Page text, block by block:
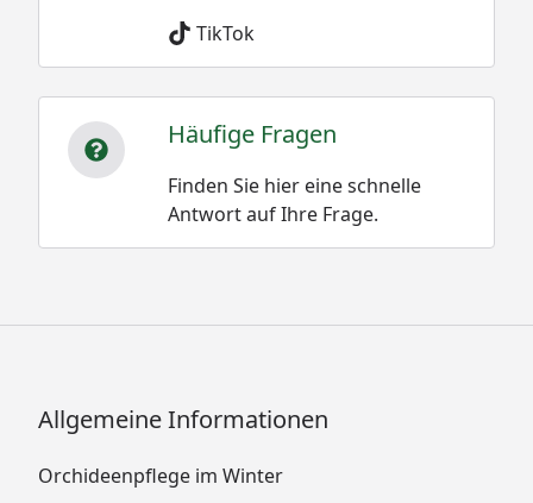
TikTok
Häufige Fragen
Finden Sie hier eine schnelle
Antwort auf Ihre Frage.
Allgemeine Informationen
Orchideenpflege im Winter